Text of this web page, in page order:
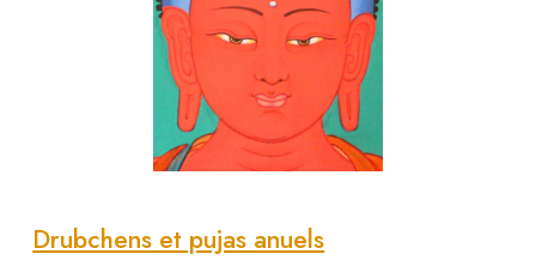
Drubchens et pujas anuels